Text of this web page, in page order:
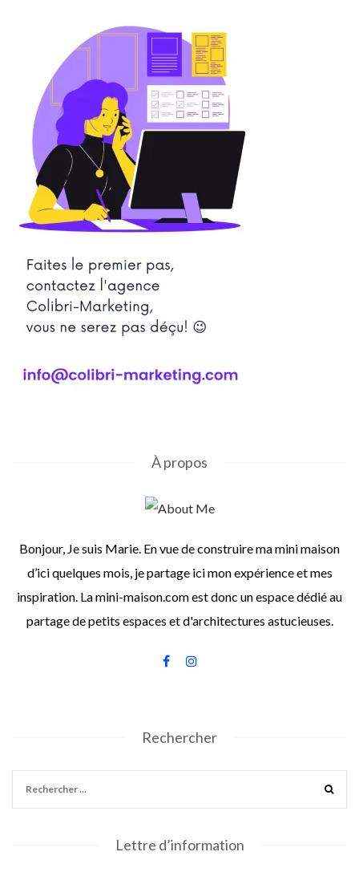
À propos
Bonjour, Je suis Marie. En vue de construire ma mini maison
d’ici quelques mois, je partage ici mon expérience et mes
inspiration. La mini-maison.com est donc un espace dédié au
partage de petits espaces et d'architectures astucieuses.
Rechercher
Lettre d’information